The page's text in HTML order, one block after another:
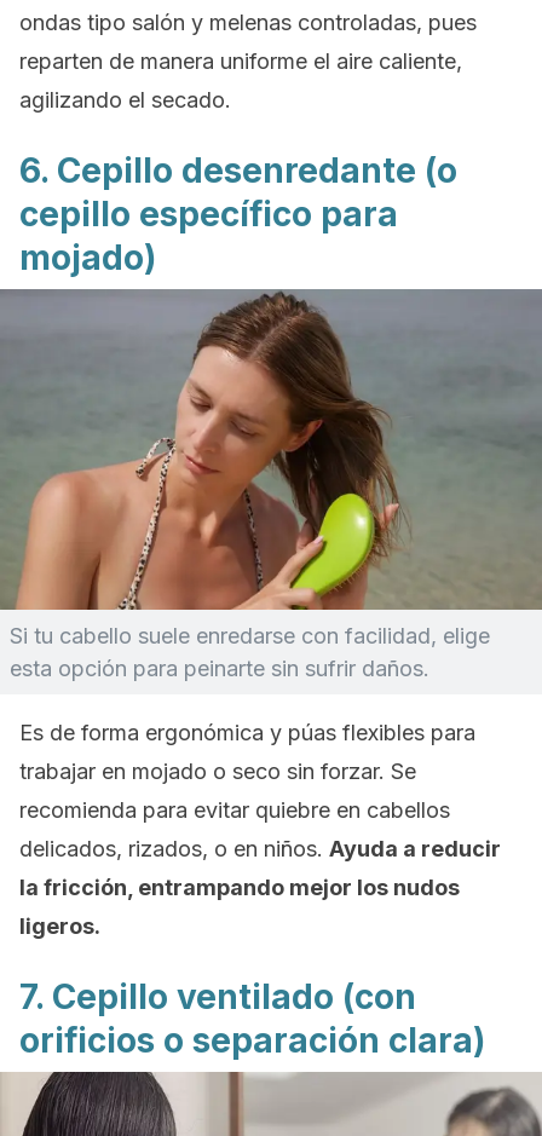
ondas tipo salón y melenas controladas, pues
reparten de manera uniforme el aire caliente,
agilizando el secado.
6. Cepillo desenredante (o
cepillo específico para
mojado)
Si tu cabello suele enredarse con facilidad, elige
esta opción para peinarte sin sufrir daños.
Es de forma ergonómica y púas flexibles para
trabajar en mojado o seco sin forzar. Se
recomienda para evitar quiebre en cabellos
delicados, rizados, o en niños. Ayuda a reducir
la fricción, entrampando mejor los nudos
ligeros.
7. Cepillo ventilado (con
orificios o separación clara)